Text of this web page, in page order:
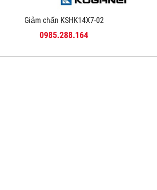
Giảm chấn KSHK14X7-02
0985.288.164